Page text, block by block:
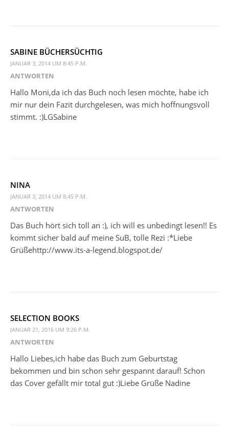
SABINE BÜCHERSÜCHTIG
JANUAR 3, 2014 UM 8:45 P.M.
ANTWORTEN
Hallo Moni,da ich das Buch noch lesen möchte, habe ich
mir nur dein Fazit durchgelesen, was mich hoffnungsvoll
stimmt. :)LGSabine
NINA
JANUAR 3, 2014 UM 8:45 P.M.
ANTWORTEN
Das Buch hört sich toll an :), ich will es unbedingt lesen!! Es
kommt sicher bald auf meine SuB, tolle Rezi :*Liebe
Grüßehttp://www.its-a-legend.blogspot.de/
SELECTION BOOKS
JANUAR 21, 2016 UM 9:26 P.M.
ANTWORTEN
Hallo Liebes,ich habe das Buch zum Geburtstag
bekommen und bin schon sehr gespannt darauf! Schon
das Cover gefällt mir total gut :)Liebe Grüße Nadine